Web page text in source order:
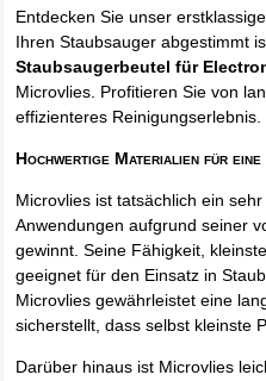
Entdecken Sie unser
Ihren Staubsauger abgestimmt
Staubsaugerbeutel für
Microvlies. Profitieren Sie von
effizienteres Reinigungserlebnis.
Hochwertige Materialien für eine
Microvlies ist tatsächlich ein
Anwendungen aufgrund seiner
gewinnt. Seine Fähigkeit,
geeignet für den Einsatz in
Microvlies gewährleistet eine
sicherstellt, dass selbst kleinste
Darüber hinaus ist Microvlies